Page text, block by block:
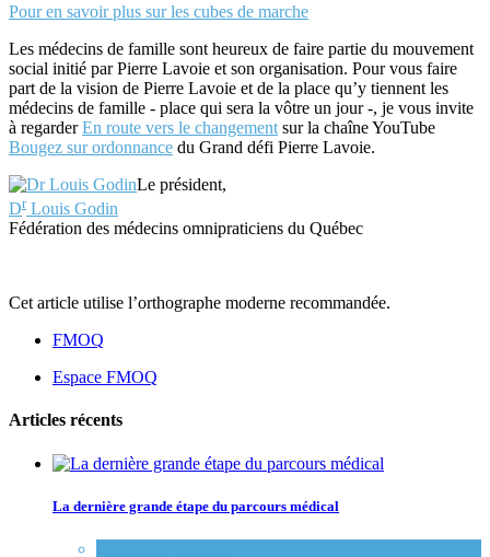
Pour en savoir plus sur les cubes de marche
Les médecins de famille sont heureux de faire partie du mouvement
social initié par Pierre Lavoie et son organisation. Pour vous faire
part de la vision de Pierre Lavoie et de la place qu’y tiennent les
médecins de famille ­­­- place qui sera la vôtre un jour ­-, je vous invite
à regarderEn route vers le changement sur la chaîne YouTube
Bougez sur ordonnance du Grand défi Pierre Lavoie.
Le président,
DrLouis Godin
Fédération des médecins omnipraticiens du Québec
Cet article utilise l’orthographe moderne recommandée.
FMOQ
Espace FMOQ
Articles récents
La dernière grande étape du parcours médical